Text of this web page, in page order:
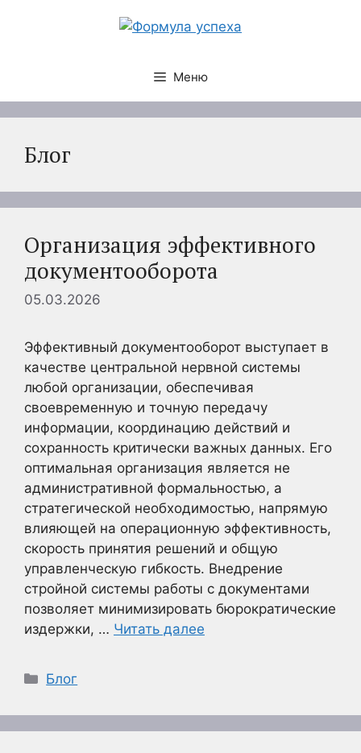
Меню
Блог
Организация эффективного
документооборота
05.03.2026
Эффективный документооборот выступает в
качестве центральной нервной системы
любой организации, обеспечивая
своевременную и точную передачу
информации, координацию действий и
сохранность критически важных данных. Его
оптимальная организация является не
административной формальностью, а
стратегической необходимостью, напрямую
влияющей на операционную эффективность,
скорость принятия решений и общую
управленческую гибкость. Внедрение
стройной системы работы с документами
позволяет минимизировать бюрократические
издержки, … Читать далее
Рубрики
Блог